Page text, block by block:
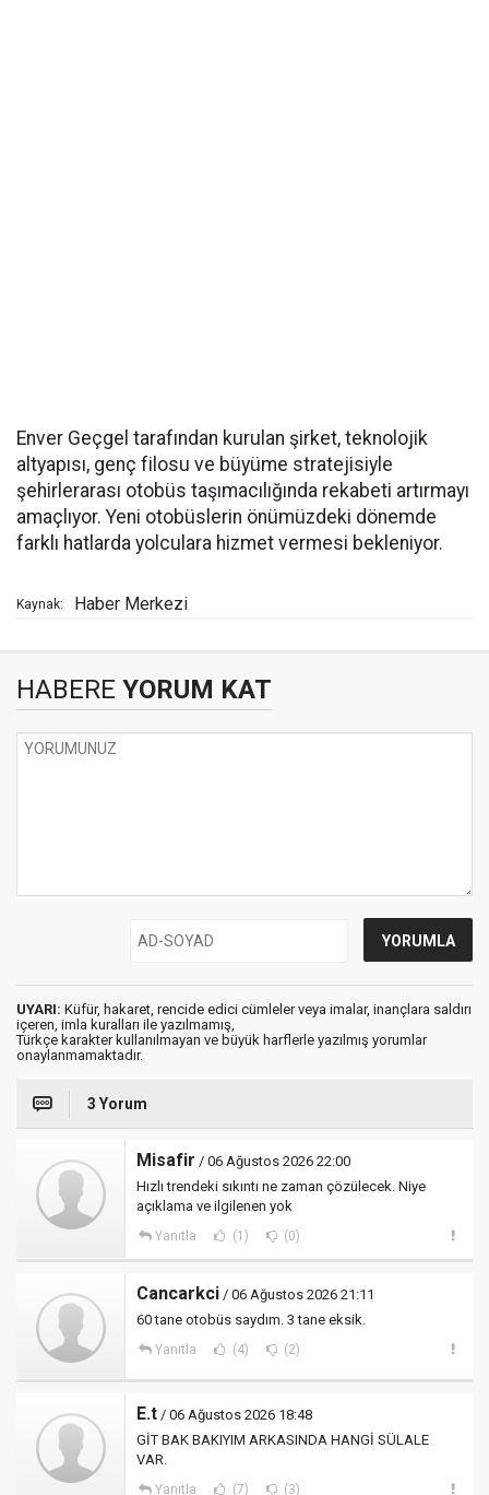
Enver Geçgel tarafından kurulan şirket, teknolojik
altyapısı, genç filosu ve büyüme stratejisiyle
şehirlerarası otobüs taşımacılığında rekabeti artırmayı
amaçlıyor. Yeni otobüslerin önümüzdeki dönemde
farklı hatlarda yolculara hizmet vermesi bekleniyor.
Kaynak: Haber Merkezi
HABERE YORUM KAT
UYARI: Küfür, hakaret, rencide edici cümleler veya imalar, inançlara saldırı
içeren, imla kuralları ile yazılmamış,
Türkçe karakter kullanılmayan ve büyük harflerle yazılmış yorumlar
onaylanmamaktadır.
3 Yorum
Misafir / 06 Ağustos 2026 22:00
Hızlı trendeki sıkıntı ne zaman çözülecek. Niye
açıklama ve ilgilenen yok
Yanıtla (1) (0)
Cancarkci / 06 Ağustos 2026 21:11
60 tane otobüs saydım. 3 tane eksik.
Yanıtla (4) (2)
E.t / 06 Ağustos 2026 18:48
GİT BAK BAKIYIM ARKASINDA HANGİ SÜLALE
VAR.
Yanıtla (7) (3)